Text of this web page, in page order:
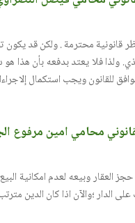
قانونية محترمة . ولكن قد يكون
ولذا فلا يعتد بدفعه بأن هذا
للقانون ويجب استكمال
محامي امين مرفوع
العقار وبيعه لعدم امكانية